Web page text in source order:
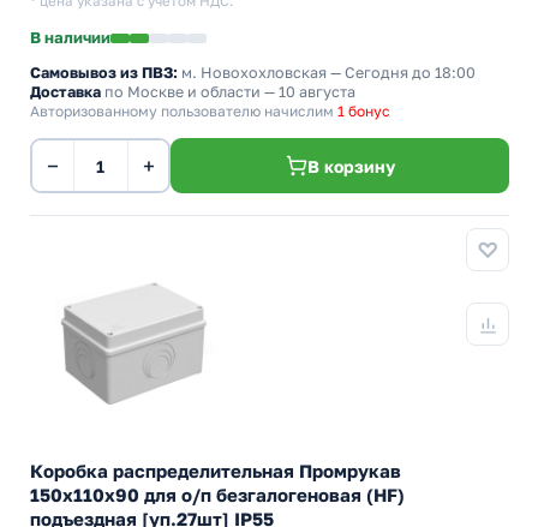
В наличии
Самовывоз из ПВЗ: м. Новохохловская — Сегодня до 18:00
Доставка по Москве и области — 10 августа
Авторизованному пользователю начислим 1 бонус
− + В корзину
Коробка распределительная Промрукав
150х110х90 для о/п безгалогеновая (HF)
подъездная [уп.27шт] IP55